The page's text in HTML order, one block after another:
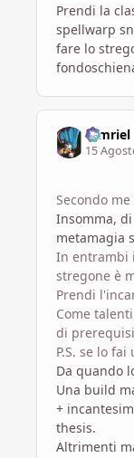
Prendi la
spellwarp
fare lo
tamriel
15
Secondo
Insomma,
metamagia
In entrambi
stregone è
Prendi
Come
di
P.S. se lo
Da quando
Una build
+
thesis.
Altrimenti